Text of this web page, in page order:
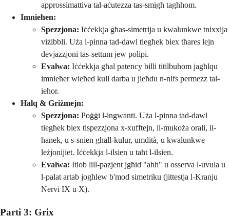
approssimattiva tal-aċutezza tas-smigħ tagħhom.
Imnieħen:
Spezzjona: Iċċekkja għas-simetrija u kwalunkwe tnixxija
viżibbli. Uża l-pinna tad-dawl tiegħek biex tħares lejn
devjazzjoni tas-settum jew polipi.
Evalwa: Iċċekkja għal patency billi titilbuhom jagħlqu
imnieħer wieħed kull darba u jieħdu n-nifs permezz tal-
ieħor.
Ħalq & Griżmejn:
Spezzjona: Poġġi l-ingwanti. Uża l-pinna tad-dawl
tiegħek biex tispezzjona x-xufftejn, il-mukoża orali, il-
ħanek, u s-snien għall-kulur, umdità, u kwalunkwe
leżjonijiet. Iċċekkja l-ilsien u taħt l-ilsien.
Evalwa: Itlob lill-pazjent jgħid "ahh" u osserva l-uvula u
l-palat artab jogħlew b'mod simetriku (jittestja l-Kranju
Nervi IX u X).
Parti 3: Grix